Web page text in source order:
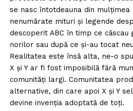
se nasc întotdeauna din
nenumărate mituri și legende
descoperit ABC în timp ce
norilor sau după ce și-au tocat
Realitatea este însă alta, ne-o
X și Y ar fi fost imposibilă fără
comunități largi. Comunitatea
alternative, din care apoi X și Y
devine invenția adoptată de toți.